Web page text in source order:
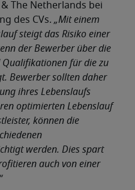
The Netherlands bei
des CVs. „Mit einem
steigt das Risiko einer
der Bewerber über die
für die zu
Bewerber sollten daher
ihres Lebenslaufs
optimierten Lebenslauf
können die
werden. Dies spart
auch von einer